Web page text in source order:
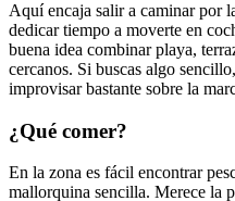
Aquí encaja salir a caminar por
dedicar tiempo a moverte en
buena idea combinar playa,
cercanos. Si buscas algo
improvisar bastante sobre la
¿Qué comer?
En la zona es fácil encontrar
mallorquina sencilla. Merece la